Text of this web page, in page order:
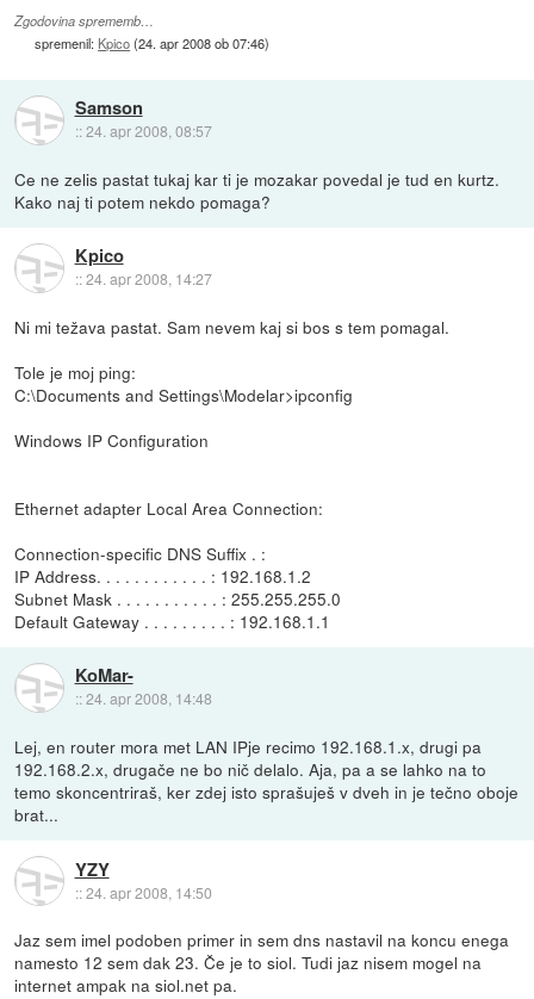
Zgodovina sprememb…
spremenil: Kpico(24. apr 2008 ob 07:46)
Samson
::24. apr 2008, 08:57
Ce ne zelis pastat tukaj kar ti je mozakar povedal je tud en kurtz.
Kako naj ti potem nekdo pomaga?
Kpico
::24. apr 2008, 14:27
Ni mi težava pastat. Sam nevem kaj si bos s tem pomagal.
Tole je moj ping:
C:\Documents and Settings\Modelar>ipconfig
Windows IP Configuration
Ethernet adapter Local Area Connection:
Connection-specific DNS Suffix . :
IP Address. . . . . . . . . . . . : 192.168.1.2
Subnet Mask . . . . . . . . . . . : 255.255.255.0
Default Gateway . . . . . . . . . : 192.168.1.1
KoMar-
::24. apr 2008, 14:48
Lej, en router mora met LAN IPje recimo 192.168.1.x, drugi pa
192.168.2.x, drugače ne bo nič delalo. Aja, pa a se lahko na to
temo skoncentriraš, ker zdej isto sprašuješ v dveh in je tečno oboje
brat...
YZY
::24. apr 2008, 14:50
Jaz sem imel podoben primer in sem dns nastavil na koncu enega
namesto 12 sem dak 23. Če je to siol. Tudi jaz nisem mogel na
internet ampak na siol.net pa.